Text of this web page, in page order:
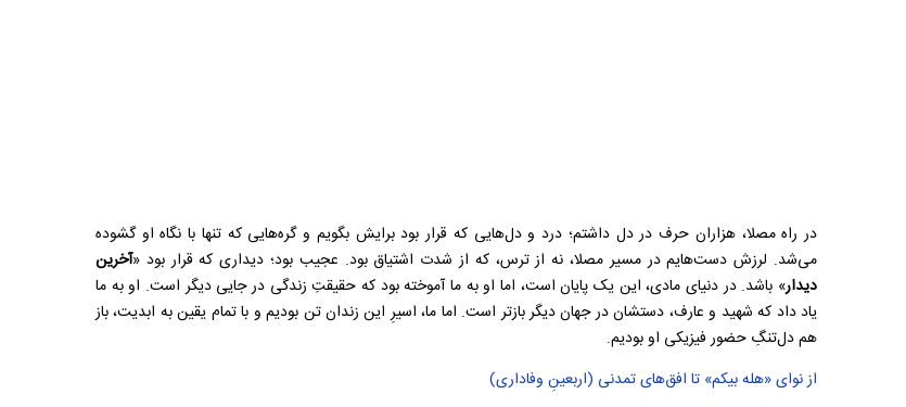
در راه مصلا، هزاران حرف در دل داشتم؛ درد و دل‌هایی که قرار بود برایش بگویم و گره‌هایی که تنها با نگاه او گشوده
می‌شد. لرزش دست‌هایم در مسیر مصلا، نه از ترس، که از شدت اشتیاق بود. عجیب بود؛ دیداری که قرار بود «آخرین
دیدار» باشد. در دنیای مادی، این یک پایان است، اما او به ما آموخته بود که حقیقتِ زندگی در جایی دیگر است. او به ما
یاد داد که شهید و عارف، دستشان در جهان دیگر بازتر است. اما ما، اسیرِ این زندان تن بودیم و با تمام یقین به ابدیت، باز
هم دل‌تنگِ حضور فیزیکی او بودیم.
از نوای «هله بیکم» تا افق‌های تمدنی (اربعینِ وفاداری)